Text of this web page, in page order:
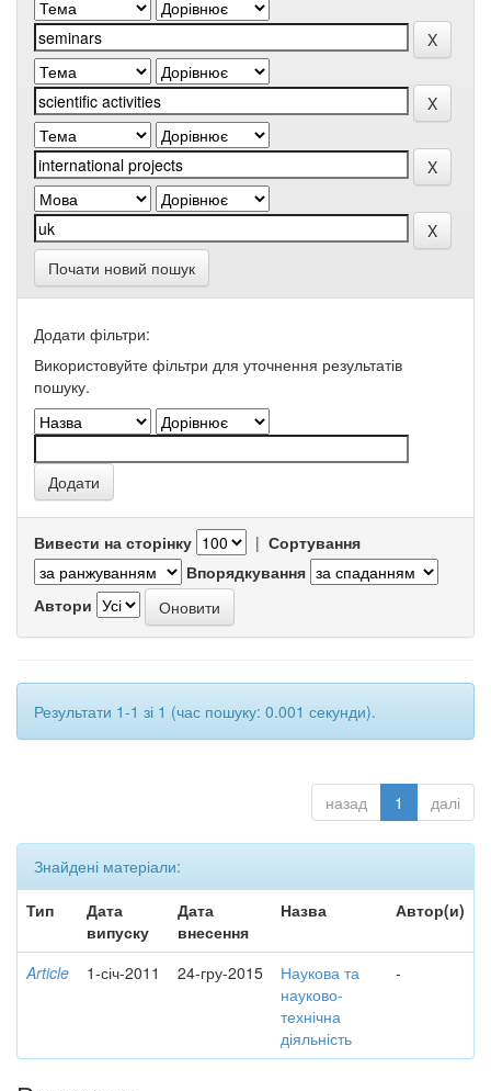
Почати новий пошук
Додати фільтри:
Використовуйте фільтри для уточнення результатів
пошуку.
Вивести на сторінку | Сортування
Впорядкування
Автори
Результати 1-1 зі 1 (час пошуку: 0.001 секунди).
назад 1 далі
Знайдені матеріали:
Тип
Дата
випуску
Дата
внесення
Назва Автор(и)
Article 1-січ-2011 24-гру-2015
Наукова та
науково-
технічна
діяльність
-